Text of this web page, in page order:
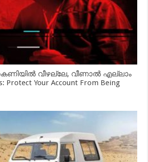
വീഴല്ലേ, വീണാൽ എല്ലാം
Protect Your Account From Being